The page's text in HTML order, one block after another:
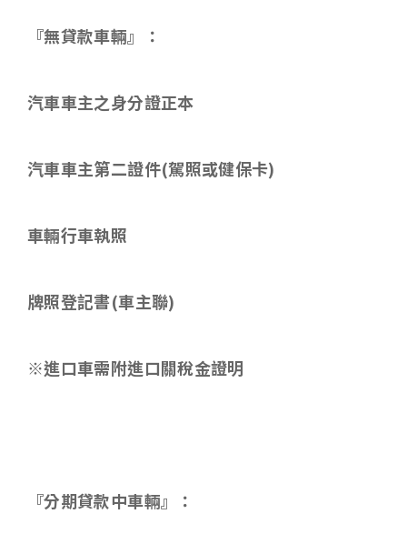
『無貸款車輛』：
汽車車主之身分證正本
汽車車主第二證件(駕照或健保卡)
車輛行車執照
牌照登記書(車主聯)
※進口車需附進口關稅金證明
『分期貸款中車輛』：